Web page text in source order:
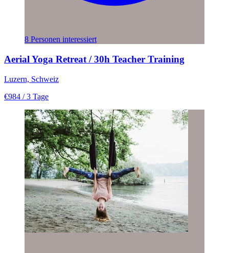
8 Personen interessiert
Aerial Yoga Retreat / 30h Teacher Training
Luzern, Schweiz
€984 / 3 Tage